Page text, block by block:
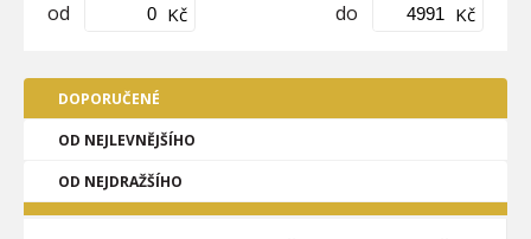
od Kč do Kč
DOPORUČENÉ
OD NEJLEVNĚJŠÍHO
OD NEJDRAŽŠÍHO